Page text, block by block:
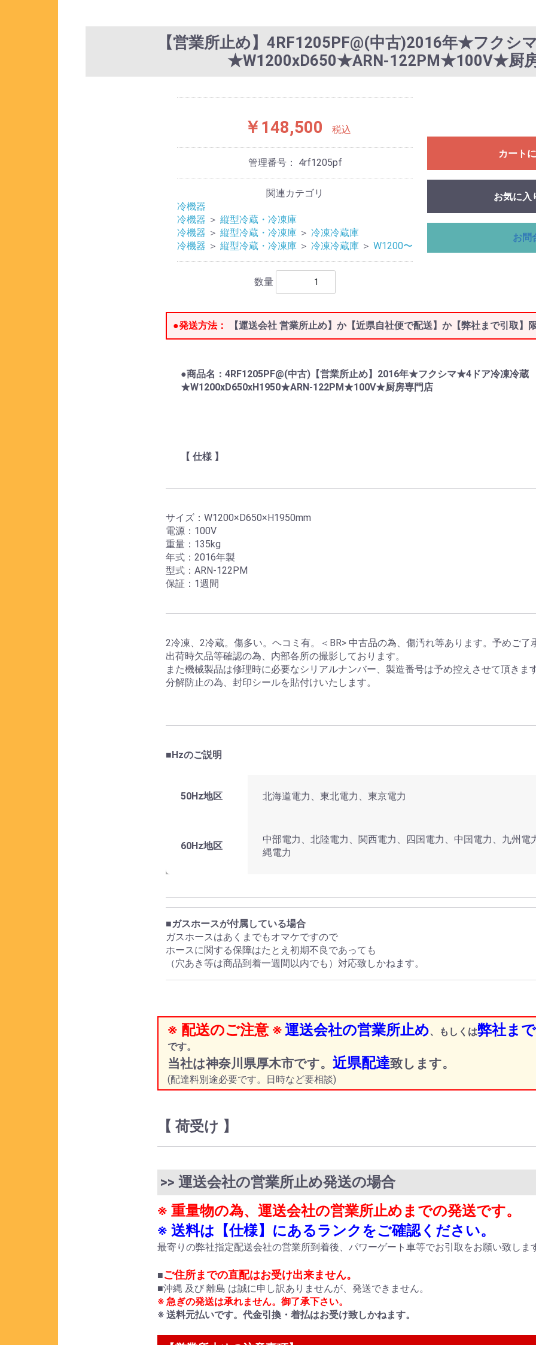
【営業所止め】4RF1205PF@(中古)2016年★フクシ
★W1200xD650★ARN-122PM★100V★厨
￥148,500 税込
管理番号： 4rf1205pf
関連カテゴリ
冷機器
冷機器 ＞ 縦型冷蔵・冷凍庫
冷機器 ＞ 縦型冷蔵・冷凍庫 ＞ 冷凍冷蔵庫
冷機器 ＞ 縦型冷蔵・冷凍庫 ＞ 冷凍冷蔵庫 ＞ W1200〜
数量
カート
お気に入
お問
●発送方法： 【運送会社 営業所止め】か【近県自社便で配送】か【弊社まで引取】
●商品名：4RF1205PF@(中古)【営業所止め】2016年★フクシマ★4ドア冷凍冷蔵
★W1200xD650xH1950★ARN-122PM★100V★厨房専門店
【 仕様 】
サイズ：W1200×D650×H1950mm
電源：100V
重量：135kg
年式：2016年製
型式：ARN-122PM
保証：1週間
2冷凍、2冷蔵。傷多い。ヘコミ有。＜BR> 中古品の為、傷汚れ等あります。予めご了
出荷時欠品等確認の為、内部各所の撮影しております。
また機械製品は修理時に必要なシリアルナンバー、製造番号は予め控えさせて頂きま
分解防止の為、封印シールを貼付けいたします。
■Hzのご説明
50Hz地区 北海道電力、東北電力、東京電力
60Hz地区
中部電力、北陸電力、関西電力、四国電力、中国電力、九州電
縄電力
■ガスホースが付属している場合
ガスホースはあくまでもオマケですので
ホースに関する保障はたとえ初期不良であっても
（穴あき等は商品到着一週間以内でも）対応致しかねます。
※ 配送のご注意 ※運送会社の営業所止め、もしくは弊社ま
です。
当社は神奈川県厚木市です。近県配達致します。
(配達料別途必要です。日時など要相談)
【 荷受け 】
>> 運送会社の営業所止め発送の場合
※ 重量物の為、運送会社の営業所止めまでの発送です。
※ 送料は【仕様】にあるランクをご確認ください。
最寄りの弊社指定配送会社の営業所到着後、パワーゲート車等でお引取をお願い致しま
■ご住所までの直配はお受け出来ません。
■沖縄 及び 離島 は誠に申し訳ありませんが、発送できません。
※ 急ぎの発送は承れません。御了承下さい。
※ 送料元払いです。代金引換・着払はお受け致しかねます。